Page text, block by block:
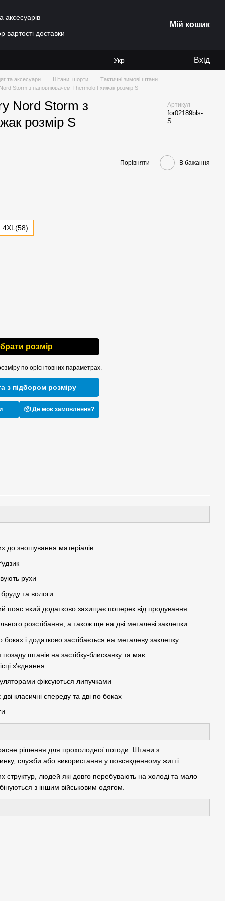
аксесуарів
вартості доставки
Мій кошик
Укр Вхід
та аксесуари Штани, шорти
Тактичні зимові штани
Storm з наповнювачем Thermoloft хижак розмір S
Nord Storm з
розмір S
Артикул
for02189bls-
S
Порівняти В бажання
4XL(58)
розмір
по орієнтовних параметрах.
з підбором розміру
📦 Де моє замовлення?
до зношування матеріалів
рухи
та вологи
пояс який додатково захищає поперек від продування
розстібання, а також ще на дві металеві заклепки
і додатково застібається на металеву заклепку
штанів на застібку-блискавку та має
з'єднання
фіксуються липучками
класичні спереду та дві по боках
рішення для прохолодної погоди. Штани з
служби або використання у повсякденному житті.
структур, людей які довго перебувають на холоді та мало
з іншим військовим одягом.